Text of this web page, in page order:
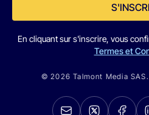
En cliquant sur s'inscrire, vous
Termes et
© 2026 Talmont Media